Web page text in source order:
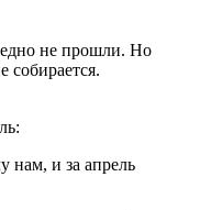
не прошли. Но
собирается.
и за апрель